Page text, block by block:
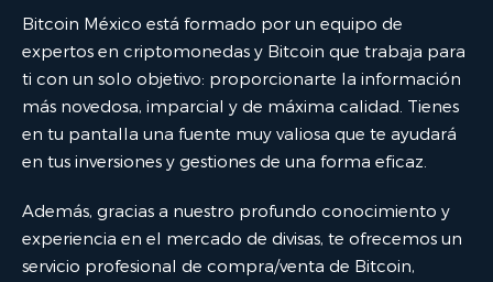
Bitcoin México está formado por un equipo de
expertos en criptomonedas y Bitcoin que trabaja para
ti con un solo objetivo: proporcionarte la información
más novedosa, imparcial y de máxima calidad. Tienes
en tu pantalla una fuente muy valiosa que te ayudará
en tus inversiones y gestiones de una forma eficaz.
Además, gracias a nuestro profundo conocimiento y
experiencia en el mercado de divisas, te ofrecemos un
servicio profesional de compra/venta de Bitcoin,